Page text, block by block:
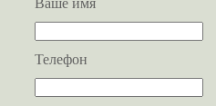
Телефон